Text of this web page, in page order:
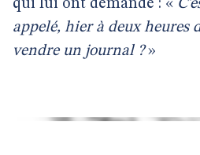
qui lui ont demandé : «
appelé, hier à deux heures
vendre un journal ?»